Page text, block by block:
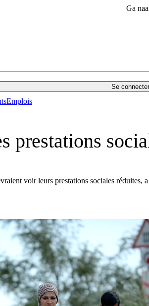
Ga
Se connecter
Emplois
prestations
voir leurs prestations sociales réduites,